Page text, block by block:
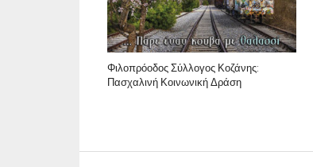
Φιλοπρόοδος Σύλλογος Κοζάνης:
Πασχαλινή Κοινωνική Δράση